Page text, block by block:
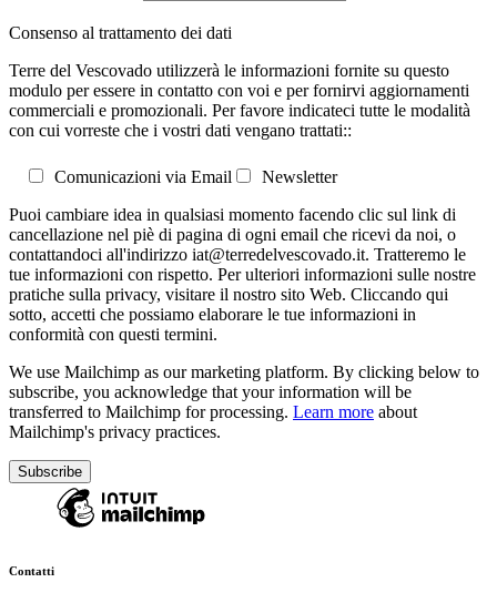
Consenso al trattamento dei dati
Terre del Vescovado utilizzerà le informazioni fornite su questo
modulo per essere in contatto con voi e per fornirvi aggiornamenti
commerciali e promozionali. Per favore indicateci tutte le modalità
con cui vorreste che i vostri dati vengano trattati::
Comunicazioni via Email
Newsletter
Puoi cambiare idea in qualsiasi momento facendo clic sul link di
cancellazione nel piè di pagina di ogni email che ricevi da noi, o
contattandoci all'indirizzo iat@terredelvescovado.it. Tratteremo le
tue informazioni con rispetto. Per ulteriori informazioni sulle nostre
pratiche sulla privacy, visitare il nostro sito Web. Cliccando qui
sotto, accetti che possiamo elaborare le tue informazioni in
conformità con questi termini.
We use Mailchimp as our marketing platform. By clicking below to
subscribe, you acknowledge that your information will be
transferred to Mailchimp for processing. Learn more about
Mailchimp's privacy practices.
Contatti